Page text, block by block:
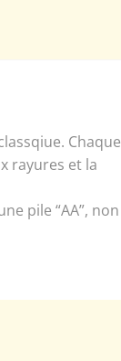
Chaque
rayures et la
pile “AA”, non